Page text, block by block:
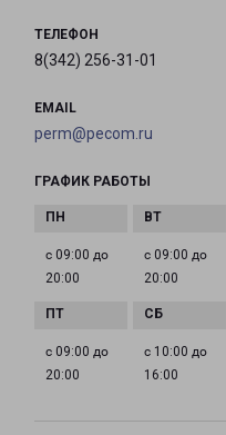
ТЕЛЕФОН
8(342) 256-31-01
EMAIL
perm@pecom.ru
ГРАФИК РАБОТЫ
с 09:00 до
20:00
с 09:00 до
20:00
с 09:00 до
20:00
с 10:00 до
16:00